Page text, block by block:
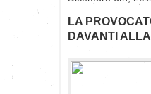
LA
DAVANTI